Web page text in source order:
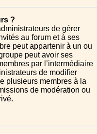
?
de gérer
au forum et à ses
peut appartenir à un ou
peut avoir ses
par l’intermédiaire
de modifier
plusieurs membres à la
de modération ou